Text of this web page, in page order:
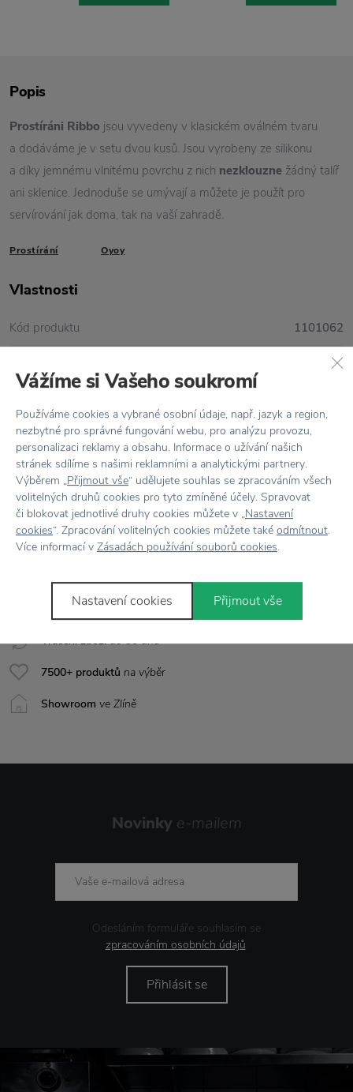
Doprava zdarmanad 2 000 Kč
Vrácení zbožído 30 dnů
7500+ produktů na výběr
Showroom ve Zlíně
Popis
Prostíráni Ribbo jsou vyvedeny v klasickém oválném tvaru
a dodáváme je v setu dvou kusů. Jsou vyrobeny ze silikonu
a díky jemnému vlnitému povrchu z nich nezklouzne žádný talíř
ani sklenice. Jednoduše se umývají a můžete je použít pro
servírování jak doma, tak na vaší zahradě.
Prostírání Oyoy
Vlastnosti
Kód produktu 1101062
2 ks
Materiál 100% silikon
Péče Pouze ruční mytí
Rozměr Š: 33 cm x D: 46 cm
Novinky e-mailem
Odesláním formuláře souhlasím se
zpracováním osobních údajů.
Přihlásit se
Vážíme si Vašeho soukromí
Používáme cookies a vybrané osobní údaje, např. jazyk a region,
nezbytné pro správné fungování webu, pro analýzu provozu,
personalizaci reklamy a obsahu. Informace o užívání našich
stránek sdílíme s našimi reklamními a analytickými partnery.
Výběrem „Přijmout vše“ udělujete souhlas se zpracováním všech
volitelných druhů cookies pro tyto zmíněné účely. Spravovat
či blokovat jednotlivé druhy cookies můžete v „Nastavení
cookies“. Zpracování volitelných cookies můžete také odmítnout.
Více informací v Zásadách používání souborů cookies.
Nastavení cookies Přijmout vše